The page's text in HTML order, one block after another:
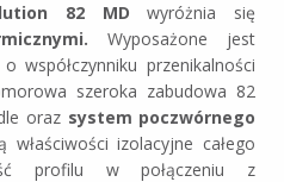
82 MD wyróżnia się
Wyposażone jest
współczynniku przenikalności
szeroka zabudowa 82
oraz system poczwórnego
właściwości izolacyjne całego
profilu w połączeniu z